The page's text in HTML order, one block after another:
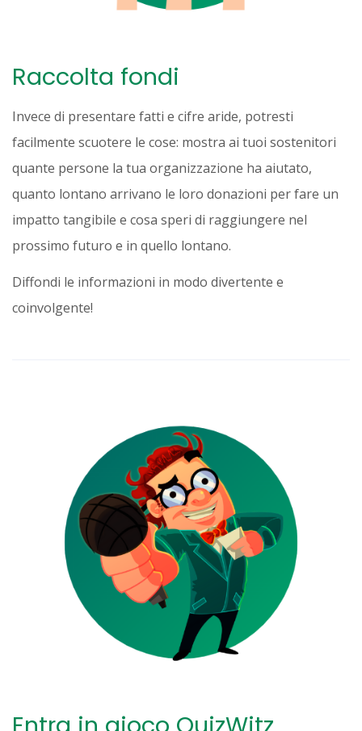
Raccolta fondi
Invece di presentare fatti e cifre aride, potresti
facilmente scuotere le cose: mostra ai tuoi sostenitori
quante persone la tua organizzazione ha aiutato,
quanto lontano arrivano le loro donazioni per fare un
impatto tangibile e cosa speri di raggiungere nel
prossimo futuro e in quello lontano.
Diffondi le informazioni in modo divertente e
coinvolgente!